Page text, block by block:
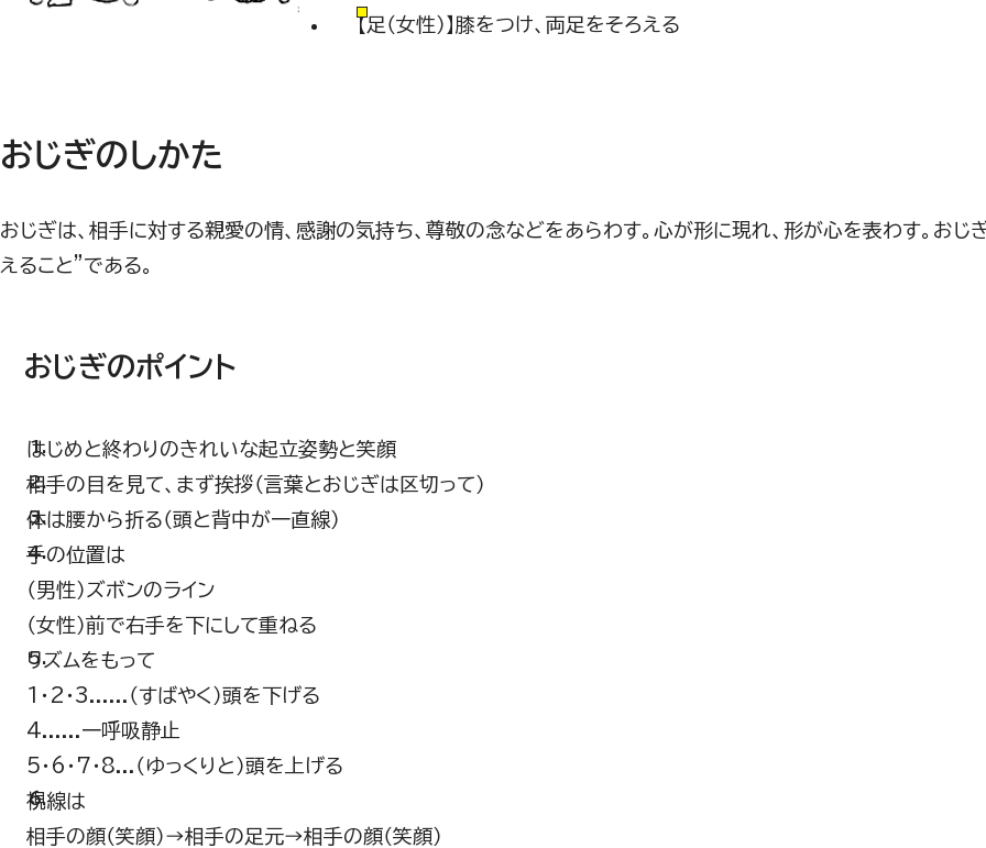
【足（女性）】膝をつけ、両足をそろえる
おじぎのしかた
おじぎは、相手に対する親愛の情、感謝の気持ち、尊敬の念などをあらわす。心が形に現れ、形が心を表わす。おじ
えること"である。
おじぎのポイント
はじめと終わりのきれいな起立姿勢と笑顔
相手の目を見て、まず挨拶（言葉とおじぎは区切って）
体は腰から折る（頭と背中が一直線）
手の位置は
（男性）ズボンのライン
（女性）前で右手を下にして重ねる
リズムをもって
1・2・3......（すばやく）頭を下げる
4......一呼吸静止
5・6・7・8...（ゆっくりと）頭を上げる
視線は
相手の顔（笑顔）→相手の足元→相手の顔（笑顔）